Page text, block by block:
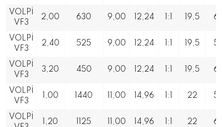
VOLPİ
VF3
2,00 630 9,00 12,24 1:1 19,5
VOLPİ
VF3
2,40 525 9,00 12,24 1:1 19,5
VOLPİ
VF3
3,20 450 9,00 12,24 1:1 19,5
VOLPİ
VF3
1,00 1440 11,00 14,96 1:1 22
VOLPİ
1,20 1125 11,00 14,96 1:1 22